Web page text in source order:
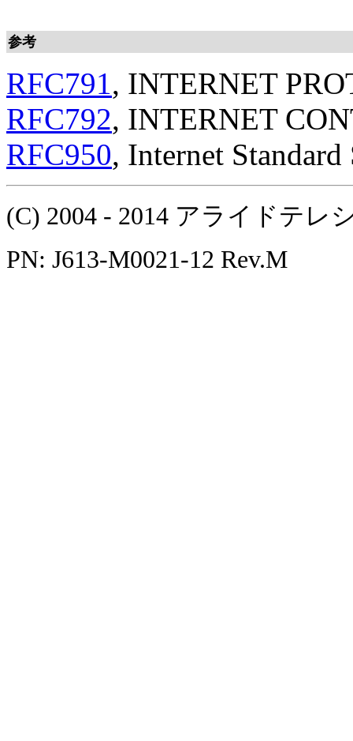
参考
RFC791, INTERNET
RFC792, INTERNET
RFC950, Internet
(C) 2004 - 2014 アライドテ
PN: J613-M0021-12 Rev.M